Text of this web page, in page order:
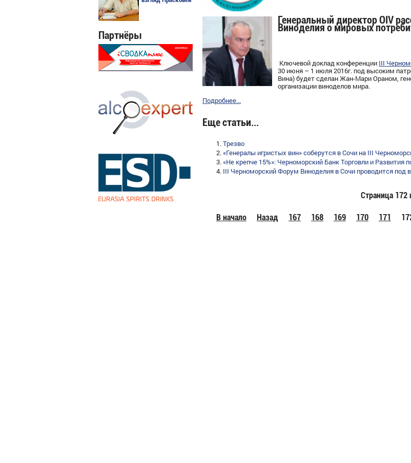
Партнёры
Генеральный директор OIV
Виноделия о мировых
Ключевой доклад конференции III
30 июня – 1 июля 2016г. под высоким
Вина) будет сделан Жан-Мари Ораном,
организации виноделов мира.
Подробнее...
Еще статьи...
Трезво
«Генералы игристых вин» соберутся в Сочи на III
«Не крепче 15%»: Черноморский Банк Торговли и Развития
III Черноморский Форум Виноделия в Сочи проводится под
Страница 172
В начало Назад 167 168 169 170 171